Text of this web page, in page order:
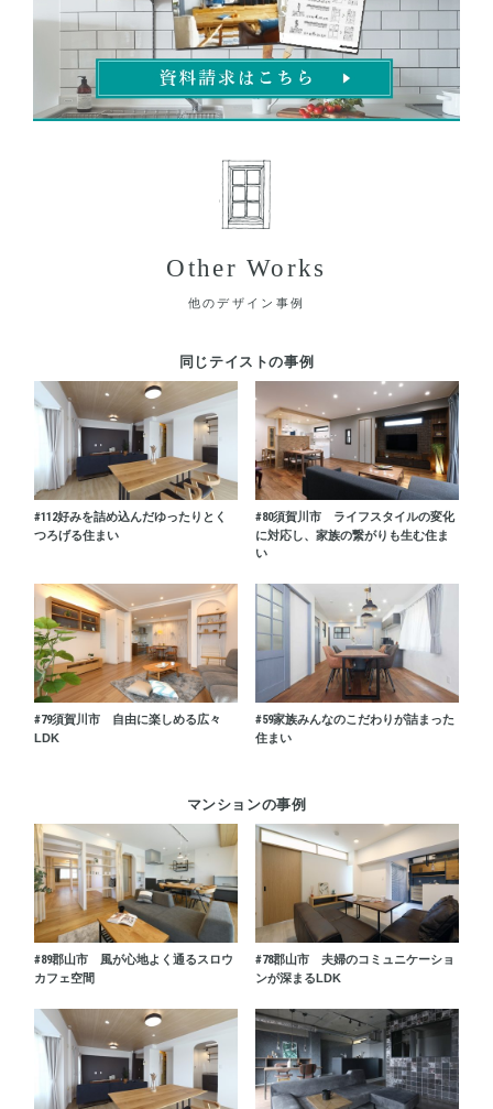
Other Works
他のデザイン事例
同じテイストの事例
#112好みを詰め込んだゆったりとく
つろげる住まい
#80須賀川市 ライフスタイルの変化
に対応し、家族の繋がりも生む住ま
い
#79須賀川市 自由に楽しめる広々
LDK
#59家族みんなのこだわりが詰まった
住まい
マンションの事例
#89郡山市 風が心地よく通るスロウ
カフェ空間
#78郡山市 夫婦のコミュニケーショ
ンが深まるLDK